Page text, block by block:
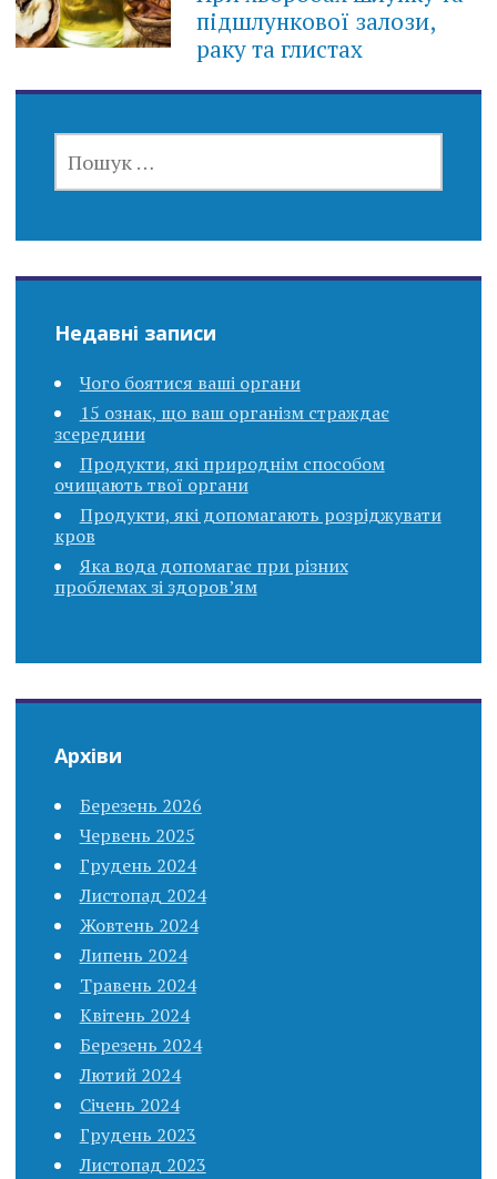
підшлункової залози,
раку та глистах
Недавні записи
Чого боятися ваші органи
15 ознак, що ваш організм страждає
зсередини
Продукти, які природнім способом
очищають твої органи
Продукти, які допомагають розріджувати
кров
Яка вода допомагає при різних
проблемах зі здоров’ям
Архіви
Березень 2026
Червень 2025
Грудень 2024
Листопад 2024
Жовтень 2024
Липень 2024
Травень 2024
Квітень 2024
Березень 2024
Лютий 2024
Січень 2024
Грудень 2023
Листопад 2023